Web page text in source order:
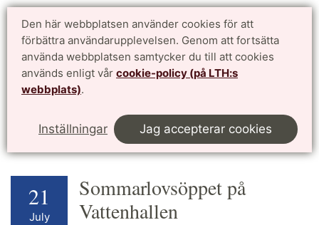
Den här webbplatsen använder cookies för att
förbättra användarupplevelsen. Genom att fortsätta
använda webbplatsen samtycker du till att cookies
används enligt vår cookie-policy (på LTH:s
webbplats).
Inställningar Jag accepterar cookies
Doktorandwebben LTH
för antagna doktorander vid Lunds Tekniska Högskola English
This page in English
21
July
Sommarlovsöppet på
Vattenhallen